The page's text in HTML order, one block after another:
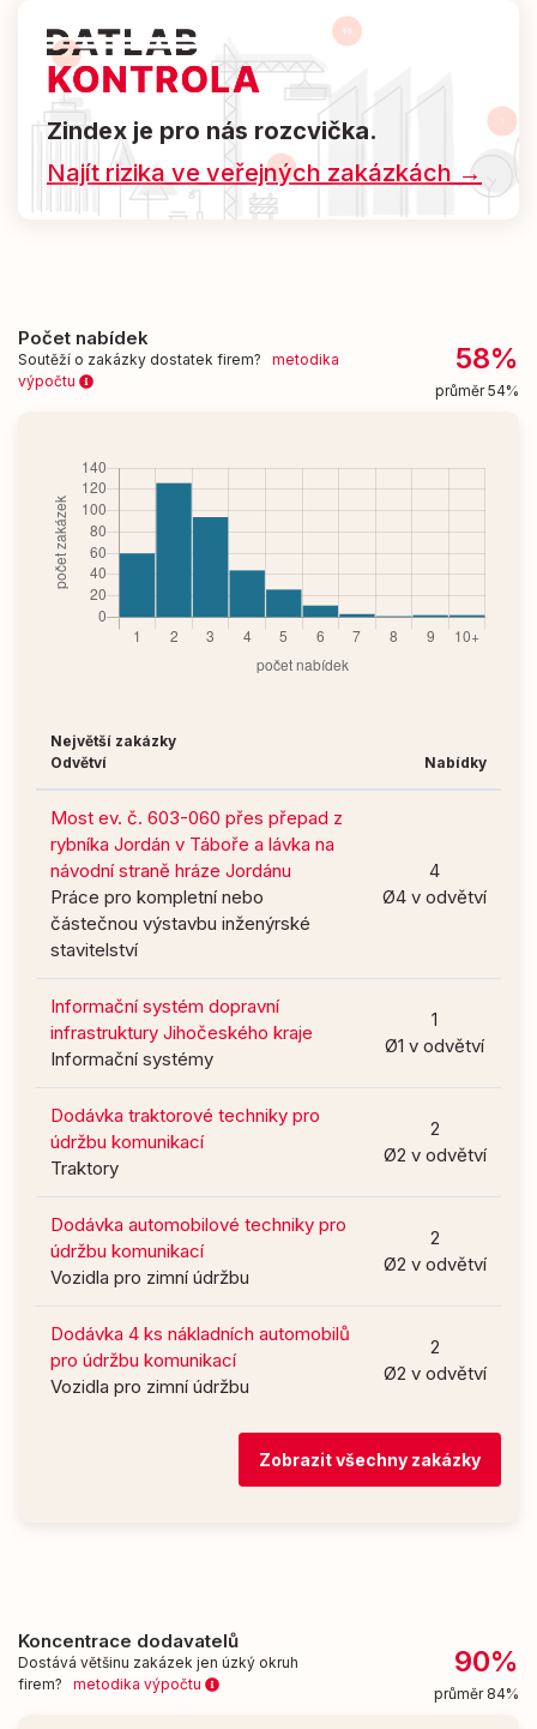
Zindex je pro nás rozcvička.
Najít rizika ve veřejných zakázkách →
Počet nabídek
Soutěží o zakázky dostatek firem? metodika
výpočtu
58%
průměr 54%
Největší zakázky
Odvětví
Nabídky
Most ev. č. 603-060 přes přepad z
rybníka Jordán v Táboře a lávka na
návodní straně hráze Jordánu
Práce pro kompletní nebo
částečnou výstavbu inženýrské
stavitelství
4
Ø4 v odvětví
Informační systém dopravní
infrastruktury Jihočeského kraje
Informační systémy
1
Ø1 v odvětví
Dodávka traktorové techniky pro
údržbu komunikací
Traktory
2
Ø2 v odvětví
Dodávka automobilové techniky pro
údržbu komunikací
Vozidla pro zimní údržbu
2
Ø2 v odvětví
Dodávka 4 ks nákladních automobilů
pro údržbu komunikací
Vozidla pro zimní údržbu
2
Ø2 v odvětví
Zobrazit všechny zakázky
Koncentrace dodavatelů
Dostává většinu zakázek jen úzký okruh
firem? metodika výpočtu
90%
průměr 84%